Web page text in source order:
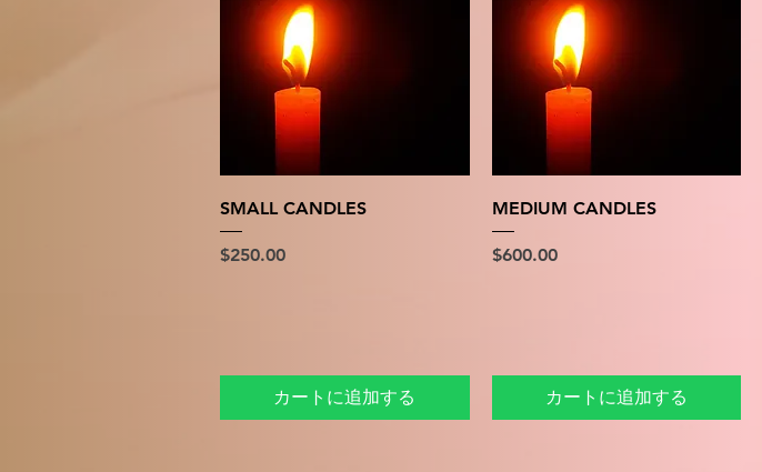
クイックビュー
SMALL CANDLES
価格
$250.00
カートに追加する
クイックビュー
MEDIUM CANDLES
価格
$600.00
カートに追加する